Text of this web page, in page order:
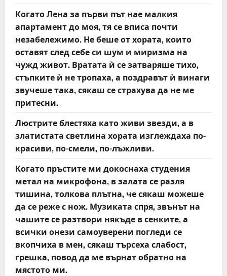
Когато Лена за първи път нае малкия
апартамент до моя, тя се вписа почти
незабележимо. Не беше от хората, които
оставят след себе си шум и миризма на
чужд живот. Вратата ѝ се затваряше тихо,
стъпките ѝ не тропаха, а поздравът ѝ винаги
звучеше така, сякаш се страхува да не ме
притесни.
Люстрите блестяха като живи звезди, а в
златистата светлина хората изглеждаха по-
красиви, по-смели, по-лъжливи.
Когато пръстите ми докоснаха студения
метал на микрофона, в залата се разля
тишина, толкова плътна, че сякаш можеше
да се реже с нож. Музиката спря, звънът на
чашите се разтвори някъде в сенките, а
всички онези самоуверени погледи се
вкопчиха в мен, сякаш търсеха слабост,
грешка, повод да ме върнат обратно на
мястото ми.